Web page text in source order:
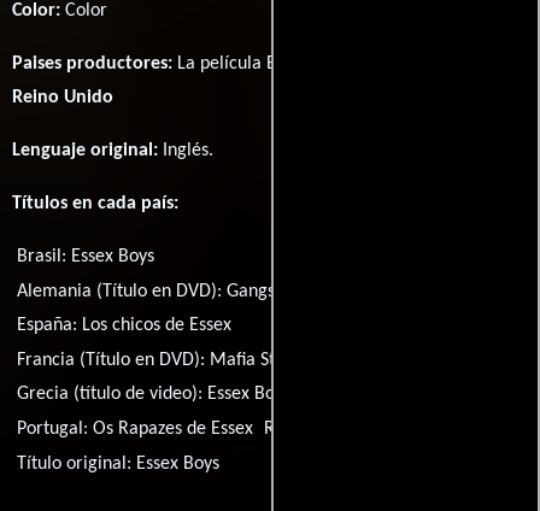
Color: Color
Paises productores: La película Essex Boys fué producida en
Reino Unido
Lenguaje original: Inglés.
Títulos en cada país:
Brasil: Essex Boys
Alemania (Título en DVD):Gangsters - The Essex Boys
España: Los chicos de Essex
Francia (Título en DVD): Mafia Story
Grecia (título de video): Essex Boys
Portugal:Os Rapazes de Essex Rusia:
Título original: Essex Boys